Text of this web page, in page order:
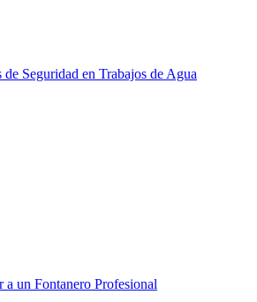
de Seguridad en Trabajos de Agua
a un Fontanero Profesional